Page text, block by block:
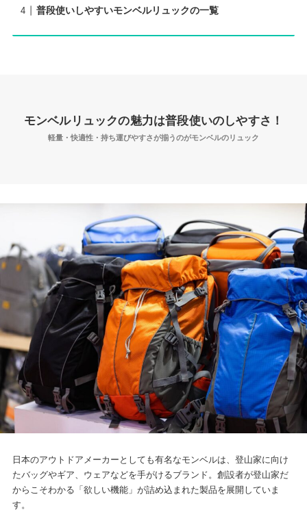
普段使いしやすいモンベルリュックの一覧
モンベルリュックの魅力は普段使いのしやすさ！
軽量・快適性・持ち運びやすさが揃うのがモンベルのリュック
日本のアウトドアメーカーとしても有名なモンベルは、登山家に向け
たバッグやギア、ウェアなどを手がけるブランド。創設者が登山家だ
からこそわかる「欲しい機能」が詰め込まれた製品を展開していま
す。